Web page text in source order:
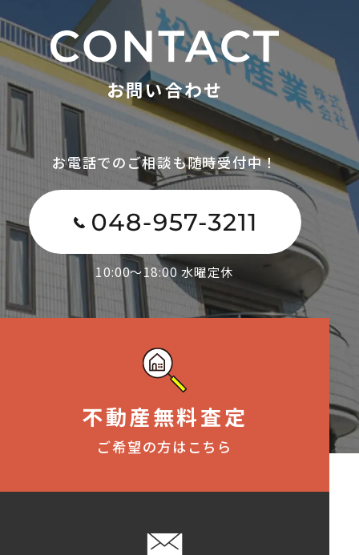
お問い合わせ
お電話でのご相談も随時受付中！
10:00～18:00 水曜定休
不動産無料査定
ご希望の方はこちら